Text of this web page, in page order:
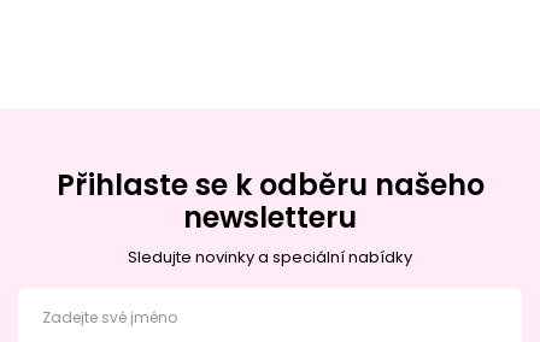
Přihlaste se k odběru našeho
newsletteru
Sledujte novinky a speciální nabídky
Zadejte své jméno